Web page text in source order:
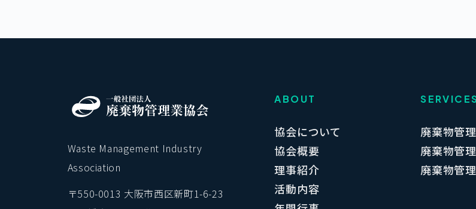
Waste Management Industry
Association
〒550-0013 大阪市西区新町1-6-23
ABOUT
協会について
協会概要
理事紹介
活動内容
SERVICES
廃棄物管
廃棄物管
廃棄物管